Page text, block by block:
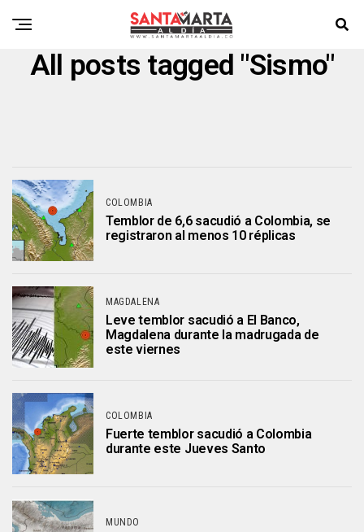
All posts tagged "Sismo"
COLOMBIA
Temblor de 6,6 sacudió a Colombia, se
registraron al menos 10 réplicas
MAGDALENA
Leve temblor sacudió a El Banco,
Magdalena durante la madrugada de
este viernes
COLOMBIA
Fuerte temblor sacudió a Colombia
durante este Jueves Santo
MUNDO